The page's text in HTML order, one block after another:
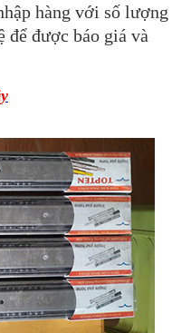
hàng với số lượng
được báo giá và